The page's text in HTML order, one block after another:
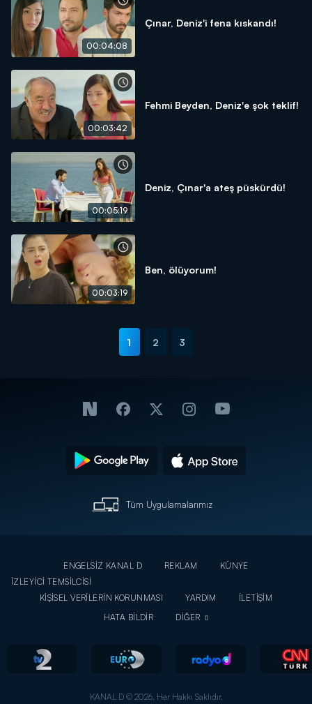
00:04:08
Çınar, Deniz'i fena kıskandı!
00:03:42
Fehmi Beyden, Deniz'e şok teklif!
00:05:19
Deniz, Çınar'a ateş püskürdü!
00:03:19
Ben, ölüyorum!
1 2 3
Tüm Uygulamalarımız
ENGELSİZ KANAL D REKLAM
KÜNYE
İZLEYİCİ TEMSİLCİSİ
KİŞİSEL VERİLERİN KORUNMASI
YARDIM
İLETİŞİM
HATA BİLDİR
DİĞER
KANAL D © 2026. Her Hakkı Saklıdır.